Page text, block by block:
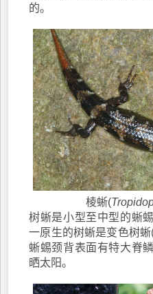
的。
棱蜥(
树蜥是小型至中型的蜥
一原生的树蜥是变色树蜥
蜥蜴颈背表面有特大脊
晒太阳。